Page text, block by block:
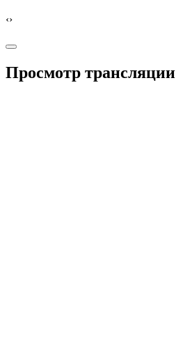
‹›
Просмотр трансляции